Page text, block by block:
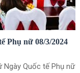
Phụ nữ 08/3/2024
Ngày Quốc tế Phụ nữ